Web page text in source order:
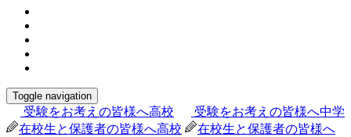
Toggle navigation
受験をお考えの皆様へ高校 受験をお考えの皆様へ中学
在校生と保護者の皆様へ高校
在校生と保護者の皆様へ